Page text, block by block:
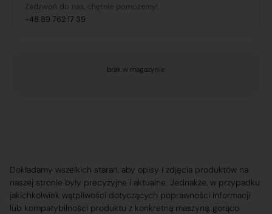
Zadzwoń do nas, chętnie pomożemy!
+48 89 762 17 39
brak w magazynie
Dokładamy wszelkich starań, aby opisy i zdjęcia produktów na
naszej stronie były precyzyjne i aktualne. Jednakże, w przypadku
jakichkolwiek wątpliwości dotyczących poprawności informacji
lub kompatybilności produktu z konkretną maszyną, gorąco